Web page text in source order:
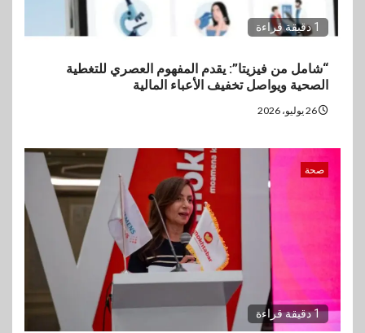
1 دقيقة قراءة
“شامل من فيزيتا”: يقدم المفهوم العصري للتغطية
الصحية ويواصل تخفيف الأعباء المالية
صحة
1 دقيقة قراءة